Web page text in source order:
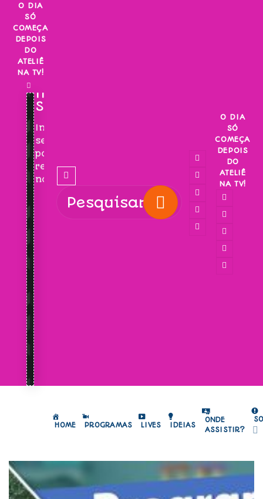
Skip
content
O DIA
SÓ
COMEÇA
DEPOIS
DO
ATELIÊ
NA TV!
INSCREVA-
SE!
Inscreva-
se
para
receber
novidades!
O DIA
SÓ
COMEÇA
DEPOIS
DO
ATELIÊ
NA TV!
HOME PROGRAMAS LIVES IDEIAS
ONDE
ASSISTIR?